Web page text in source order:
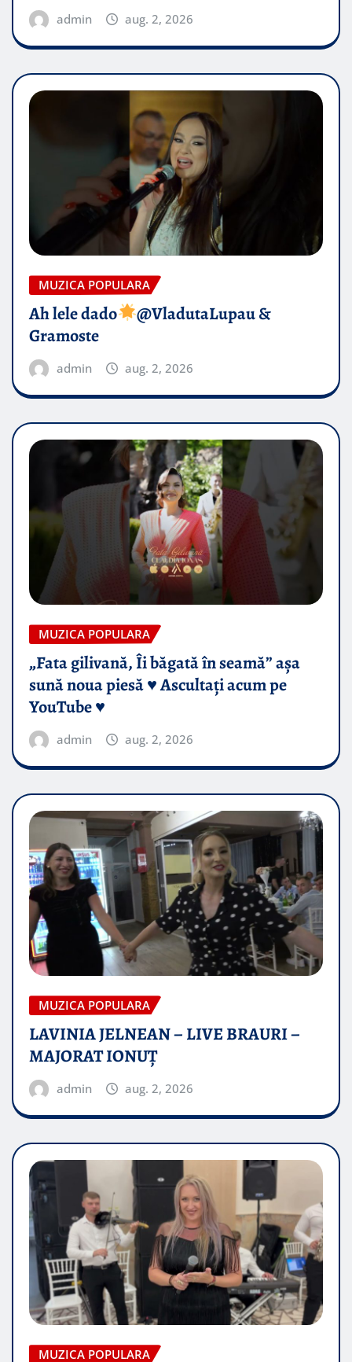
admin aug. 2, 2026
MUZICA POPULARA
Ah lele dado​
@VladutaLupau &
Gramoste
admin aug. 2, 2026
MUZICA POPULARA
„Fata gilivană, Îi băgată în seamă” așa
sună noua piesă ♥️ Ascultați acum pe
YouTube ♥️
admin aug. 2, 2026
MUZICA POPULARA
LAVINIA JELNEAN – LIVE BRAURI –
MAJORAT IONUŢ
admin aug. 2, 2026
MUZICA POPULARA